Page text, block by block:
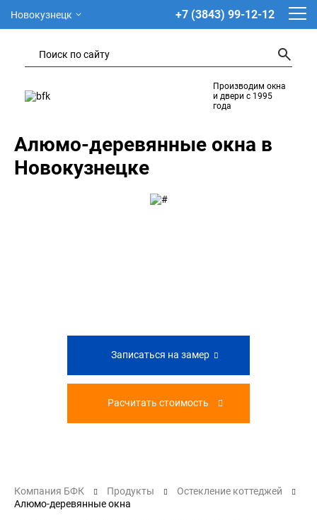
Новокузнецк +7 (3843) 99-12-12
Производим окна
и двери с 1995
года
Алюмо-деревянные окна в
Новокузнецке
Записаться на замер
Расчитать стоимость
Компания БФК Продукты
Остекление коттеджей
Алюмо-деревянные окна